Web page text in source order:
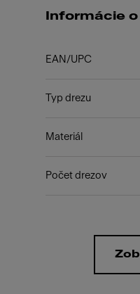
Informácie
EAN/UPC
Typ drezu
Materiál
Počet drezov